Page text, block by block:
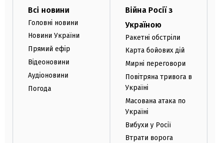
Всі новини
Головні новини
Новини України
Прямий ефір
Відеоновини
Аудіоновини
Погода
Війна Росії з
Україною
Ракетні обстріли
Карта бойових дій
Мирні переговори
Повітряна тривога в
Україні
Масована атака по
Україні
Вибухи у Росії
Втрати ворога